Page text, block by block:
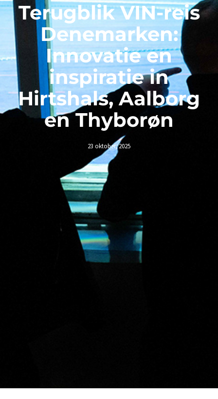
Terugblik VIN-reis
Denemarken:
Innovatie en
inspiratie in
Hirtshals, Aalborg
en Thyborøn
23 oktober, 2025